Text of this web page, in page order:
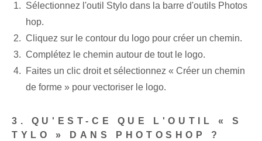
Sélectionnez l'outil ⁢Stylo dans ⁢la barre d'outils Photos
hop.
Cliquez sur le contour du logo pour créer un chemin.
Complétez le ⁤chemin autour de tout le logo.
Faites un clic droit⁣ et sélectionnez « Créer⁤ un chemin
de forme »‍ pour ⁢vectoriser le logo.
3. QU'EST-CE QUE L'OUTIL « S
TYLO » DANS PHOTOSHOP ?